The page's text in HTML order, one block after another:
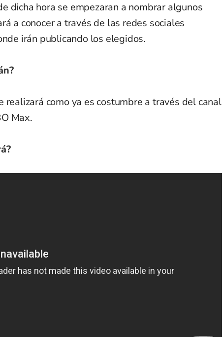
dicha hora se empezaran a nombrar algunos
a conocer a través de las redes sociales
irán publicando los elegidos.
realizará como ya es costumbre a través del canal
Max.